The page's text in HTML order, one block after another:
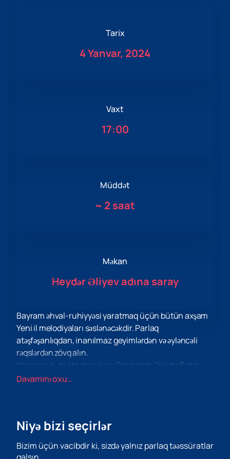
Tarix
4 Yanvar, 2024
Vaxt
17:00
Müddət
~ 2 saat
Məkan
Heydər Əliyev adına saray
Bayram əhval-ruhiyyəsi yaratmaq üçün bütün axşam
Yeni il melodiyaları səslənəcəkdir. Parlaq
atəşfəşanlıqdan, inanılmaz geyimlərdən və əyləncəli
rəqslərdən zövq alın.
Yanvarın 4-də Heydər əliyev Sarayında "Şaxta Baba
axtarışında" Uşaq şousuna bilet almaq üçün uzun
seçin. İstifadəçi dostu interfeysimiz asanlıqla sifariş
Bu gözəl tədbirə qatılmağın özü artıq uşaq nağılıdır,
Davamını oxu...
Niyə bizi seçirlər
Bizim üçün vacibdir ki, sizdə yalnız parlaq təəssüratlar